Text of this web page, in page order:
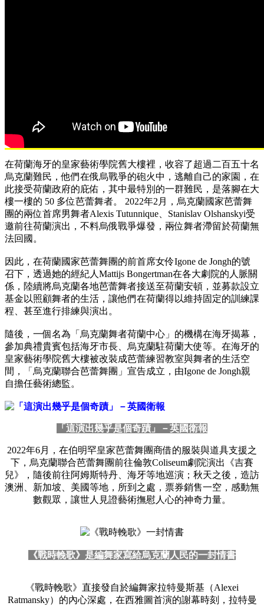
在荷蘭海牙的皇家藝術學院舊大樓裡，收容了超過二百五十名
烏克蘭難民，他們在俄烏戰爭的砲火中，逃離自己的家園，在
此接受荷蘭政府的庇佑，其中最特別的一群難民，是落腳在大
樓一樓的 50 多位芭蕾舞者。
2022年2月，烏克蘭國家芭蕾舞
團的兩位首席男舞者Alexis Tutunnique、Stanislav Olshanskyi受
邀前往荷蘭演出，不料烏俄戰爭爆發，兩位舞者滯留於荷蘭無
法回國。
因此，在荷蘭國家芭蕾舞團的前首席女伶Igone de Jongh的號
召下，透過她的經紀人Mattijs Bongertman在各大劇院的人脈關
係，陸續將烏克蘭各地芭蕾舞者接送至荷蘭安頓，並募款設立
基金以照顧舞者的生活，讓他們在荷蘭得以維持固定的訓練課
程、甚至進行排練與演出。
隨後，一個名為「烏克蘭舞者荷蘭中心」的機構在海牙揭幕，
參加典禮貴賓包括海牙市長、烏克蘭駐荷蘭大使等。在海牙的
皇家藝術學院舊大樓被改裝成芭蕾練習教室與舞者的生活空
間，「烏克蘭聯合芭蕾舞團」宣告成立，由Igone de Jongh親
自擔任藝術總監。
「這演出幾乎是個奇蹟」－英國衛報
2022年6月，在伯明罕皇家芭蕾舞團商借的服裝與道具支援之
下，烏克蘭聯合芭蕾舞團前往倫敦Coliseum劇院演出《吉賽
兒》，隨後前往阿姆斯特丹、海牙等地巡演；秋天之後，造訪
澳洲、新加坡、美國等地，所到之處，票券銷售一空，感動無
數觀眾，讓世人見證藝術撫慰人心的神奇力量。
《戰時輓歌》是編舞家寫給烏克蘭人民的一封情書
《戰時輓歌》直接發自於編舞家拉特曼斯基（Alexei
Ratmansky）的內心深處，在西雅圖首演的謝幕時刻，拉特曼